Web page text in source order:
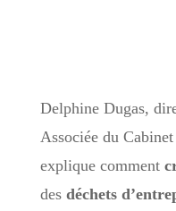
Delphine Dugas,
Associée du
explique comment
des déchets